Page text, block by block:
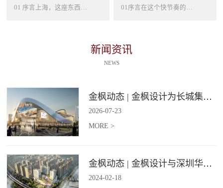
01 序言上海，这座东西方文化交汇的国际大都市，以其独特的魅力吸引着世界各地的人才。历史与现代、传统与创新在这里交织碰撞... 01序言在这个快节奏的时代工作压力如同无形的紧箍让大家的生活几乎被工作填满现代企业也越来越重视员工的身心健康所以我们始终...
新闻资讯
NEWS
金枫动态 | 金枫设计为长城集团爱情广场打造汽车文化主题美食食集
2026-07-23
MORE >
金枫动态 | 金枫设计与深圳华强集团携手打造华强商业旗舰项目——宝安华强广场美食街区
2024-02-18